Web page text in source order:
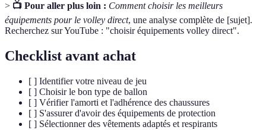
> 📺 Pour aller plus loin : Comment choisir les meilleurs
équipements pour le volley direct, une analyse complète de [sujet].
Recherchez sur YouTube : "choisir équipements volley direct".
Checklist avant achat
[ ] Identifier votre niveau de jeu
[ ] Choisir le bon type de ballon
[ ] Vérifier l'amorti et l'adhérence des chaussures
[ ] S'assurer d'avoir des équipements de protection
[ ] Sélectionner des vêtements adaptés et respirants